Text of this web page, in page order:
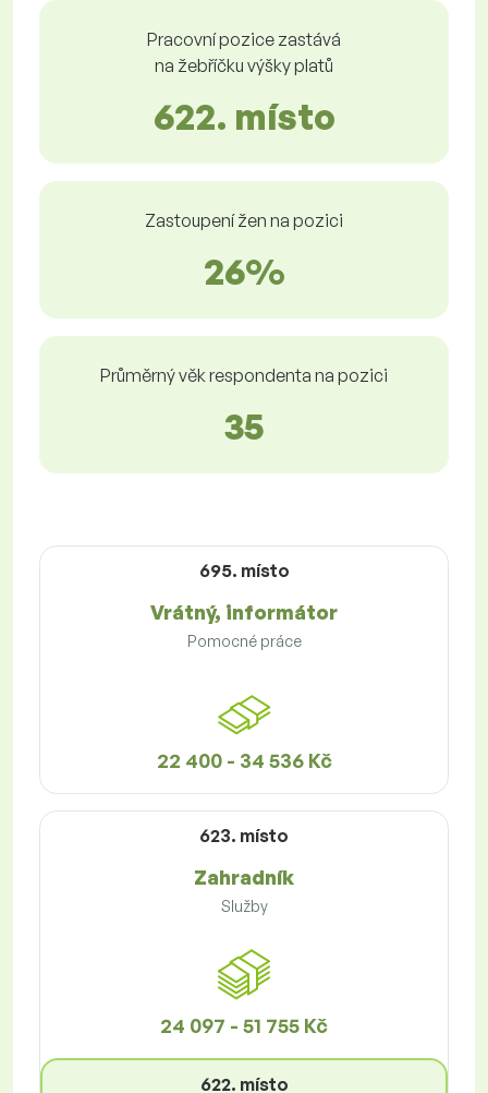
Pracovní pozice zastává
na žebříčku výšky platů
622. místo
Zastoupení žen na pozici
26%
Průměrný věk respondenta na pozici
35
695. místo
Vrátný, informátor
Pomocné práce
22 400 - 34 536 Kč
623. místo
Zahradník
Služby
24 097 - 51 755 Kč
622. místo